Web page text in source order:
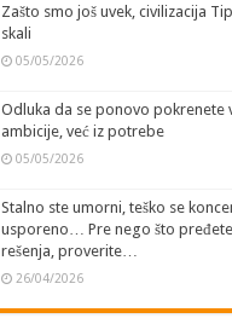
Zašto smo još uvek, civilizacija
skali
05/05/2026
Odluka da se ponovo pokrenete
ambicije, već iz potrebe
05/05/2026
Stalno ste umorni, teško se
usporeno… Pre nego što
rešenja, proverite…
26/04/2026